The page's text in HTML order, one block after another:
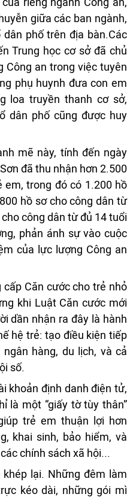
giữa các ban ngành,
phố trên địa bàn.Các
Trung học cơ sở đã chủ
Công an trong việc tuyên
phụ huynh đưa con em
loa truyền thanh cơ sở,
dân phố cũng được huy
mẽ này, tính đến ngày
đã thu nhận hơn 2.500
em, trong đó có 1.200 hồ
hồ sơ cho công dân từ
công dân từ đủ 14 tuổi
phản ánh sự vào cuộc
của lực lượng Công an
Căn cước cho trẻ nhỏ
khi Luật Căn cước mới
dần nhận ra đây là hành
hệ trẻ: tạo điều kiện tiếp
hàng, du lịch, và cả
số.
khoản định danh điện tử,
là một “giấy tờ tùy thân”
trẻ em thuận lợi hơn
khai sinh, bảo hiểm, và
chính sách xã hội...
lại. Những đêm làm
kéo dài, những gói mì